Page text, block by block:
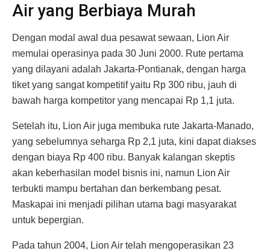
Air yang Berbiaya Murah
Dengan modal awal dua pesawat sewaan, Lion Air
memulai operasinya pada 30 Juni 2000. Rute pertama
yang dilayani adalah Jakarta-Pontianak, dengan harga
tiket yang sangat kompetitif yaitu Rp 300 ribu, jauh di
bawah harga kompetitor yang mencapai Rp 1,1 juta.
Setelah itu, Lion Air juga membuka rute Jakarta-Manado,
yang sebelumnya seharga Rp 2,1 juta, kini dapat diakses
dengan biaya Rp 400 ribu. Banyak kalangan skeptis
akan keberhasilan model bisnis ini, namun Lion Air
terbukti mampu bertahan dan berkembang pesat.
Maskapai ini menjadi pilihan utama bagi masyarakat
untuk bepergian.
Pada tahun 2004, Lion Air telah mengoperasikan 23